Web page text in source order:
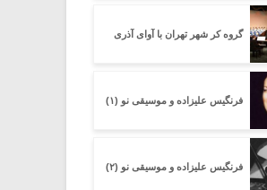
گروه کر شهر تهران با آوای آذری
فرنگیس علیزاده و موسیقی نو (۱)
فرنگیس علیزاده و موسیقی نو (۲)